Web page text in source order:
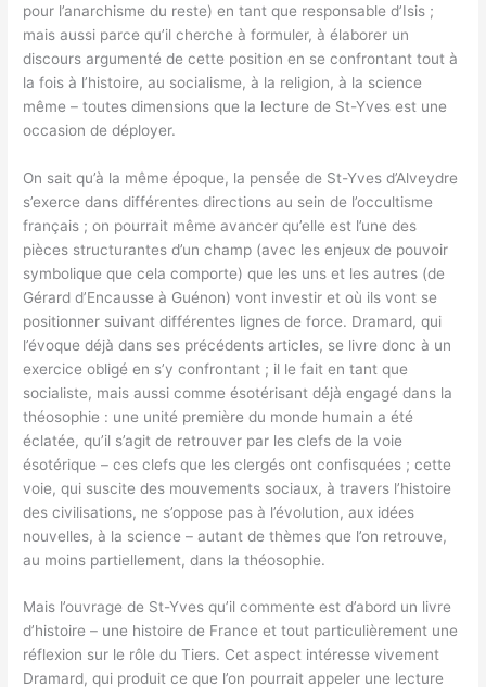
pour l’anarchisme du reste) en tant que responsable d’Isis ;
mais aussi parce qu’il cherche à formuler, à élaborer un
discours argumenté de cette position en se confrontant tout à
la fois à l’histoire, au socialisme, à la religion, à la science
même – toutes dimensions que la lecture de St-Yves est une
occasion de déployer.
On sait qu’à la même époque, la pensée de St-Yves d’Alveydre
s’exerce dans différentes directions au sein de l’occultisme
français ; on pourrait même avancer qu’elle est l’une des
pièces structurantes d’un champ (avec les enjeux de pouvoir
symbolique que cela comporte) que les uns et les autres (de
Gérard d’Encausse à Guénon) vont investir et où ils vont se
positionner suivant différentes lignes de force. Dramard, qui
l’évoque déjà dans ses précédents articles, se livre donc à un
exercice obligé en s’y confrontant ; il le fait en tant que
socialiste, mais aussi comme ésotérisant déjà engagé dans la
théosophie : une unité première du monde humain a été
éclatée, qu’il s’agit de retrouver par les clefs de la voie
ésotérique – ces clefs que les clergés ont confisquées ; cette
voie, qui suscite des mouvements sociaux, à travers l’histoire
des civilisations, ne s’oppose pas à l’évolution, aux idées
nouvelles, à la science – autant de thèmes que l’on retrouve,
au moins partiellement, dans la théosophie.
Mais l’ouvrage de St-Yves qu’il commente est d’abord un livre
d’histoire – une histoire de France et tout particulièrement une
réflexion sur le rôle du Tiers. Cet aspect intéresse vivement
Dramard, qui produit ce que l’on pourrait appeler une lecture